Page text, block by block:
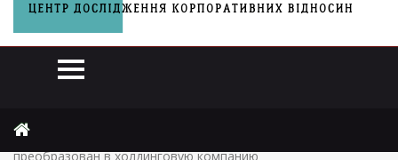
Завод им. Малышева в результате реструктуризации будет
преобразован в холдинговую компанию